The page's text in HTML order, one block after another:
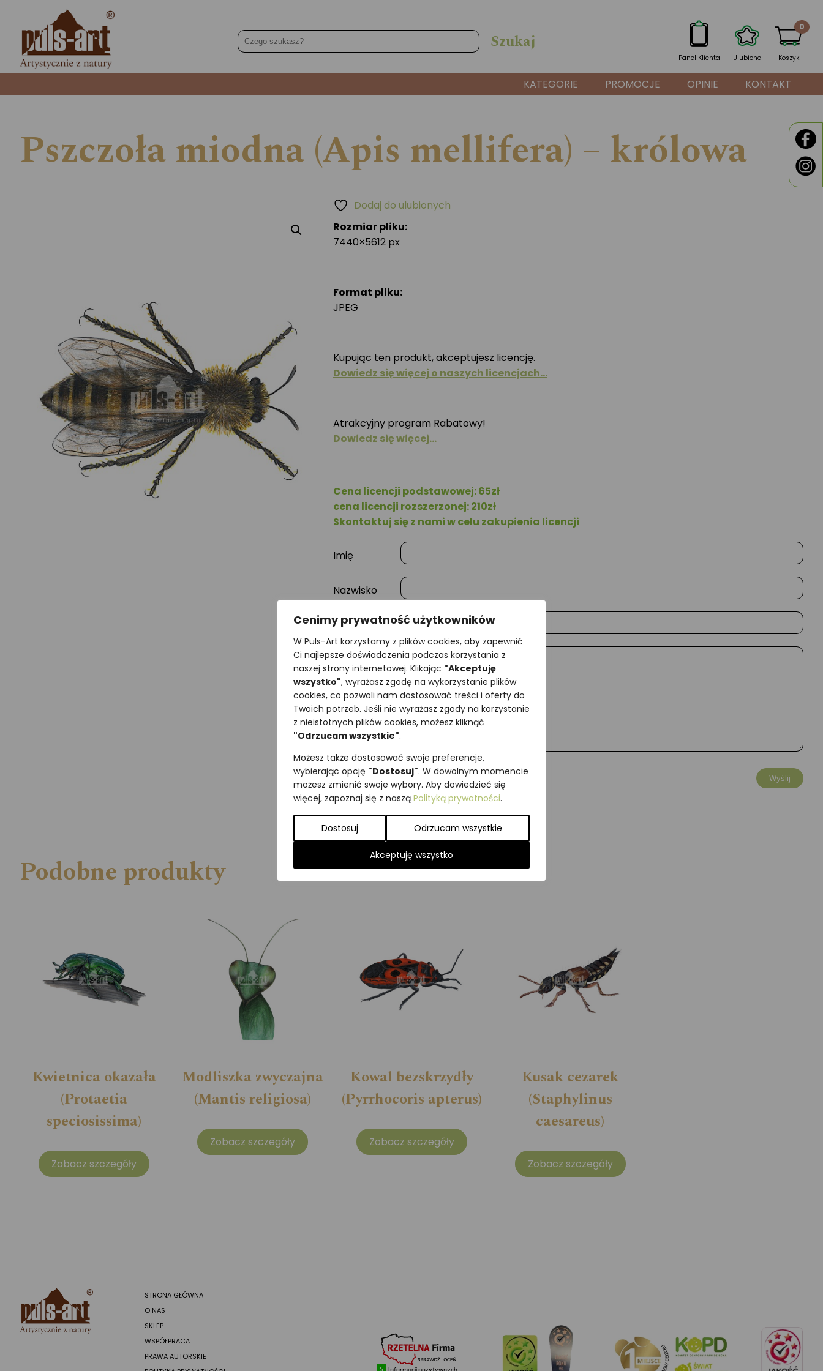
Cenimy prywatność użytkowników
W Puls-Art korzystamy z plików cookies, aby zapewnić
Ci najlepsze doświadczenia podczas korzystania z
naszej strony internetowej. Klikając "Akceptuję
wszystko", wyrażasz zgodę na wykorzystanie plików
cookies, co pozwoli nam dostosować treści i oferty do
Twoich potrzeb. Jeśli nie wyrażasz zgody na korzystanie
z nieistotnych plików cookies, możesz kliknąć
"Odrzucam wszystkie".
Możesz także dostosować swoje preferencje,
wybierając opcję "Dostosuj". W dowolnym momencie
możesz zmienić swoje wybory. Aby dowiedzieć się
więcej, zapoznaj się z naszą Polityką prywatności.
Dostosuj Odrzucam wszystkie
Akceptuję wszystko
Panel Klienta Ulubione Koszyk
0
KATEGORIE PROMOCJE OPINIE KONTAKT
Pszczoła miodna (Apis mellifera) – królowa
Rozmiar pliku:
7440×5612 px
Format pliku:
JPEG
Kupując ten produkt, akceptujesz licencję.
Dowiedz się więcej o naszych licencjach…
Atrakcyjny program Rabatowy!
Dowiedz się więcej…
Cena licencji podstawowej: 65zł
cena licencji rozszerzonej: 210zł
Skontaktuj się z nami w celu zakupienia licencji
Imię
Nazwisko
E-mail
Wiadomość
Dodaj do ulubionych
Najniższa cena z ostatnich 30 dni:65,00
SKU:Brak danych
Kategorie:
ILUSTRACJE,Owady,Pszczoły
Podobne produkty
Kwietnica okazała
(Protaetia
speciosissima)
Zobacz szczegóły
Modliszka zwyczajna
(Mantis religiosa)
Zobacz szczegóły
Kowal bezskrzydły
(Pyrrhocoris apterus)
Zobacz szczegóły
Kusak cezarek
(Staphylinus
caesareus)
Zobacz szczegóły
STRONA GŁÓWNA
O NAS
SKLEP
WSPÓŁPRACA
PRAWA AUTORSKIE